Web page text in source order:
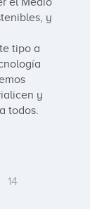
y
tipo a
y
todos.
14